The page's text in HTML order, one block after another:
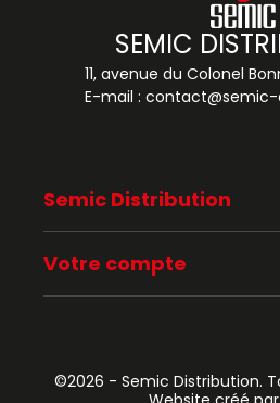
Semic Distribution
Votre compte
SEMIC
11, avenue du Colonel
E-mail :
©2026 - Semic Distribution.